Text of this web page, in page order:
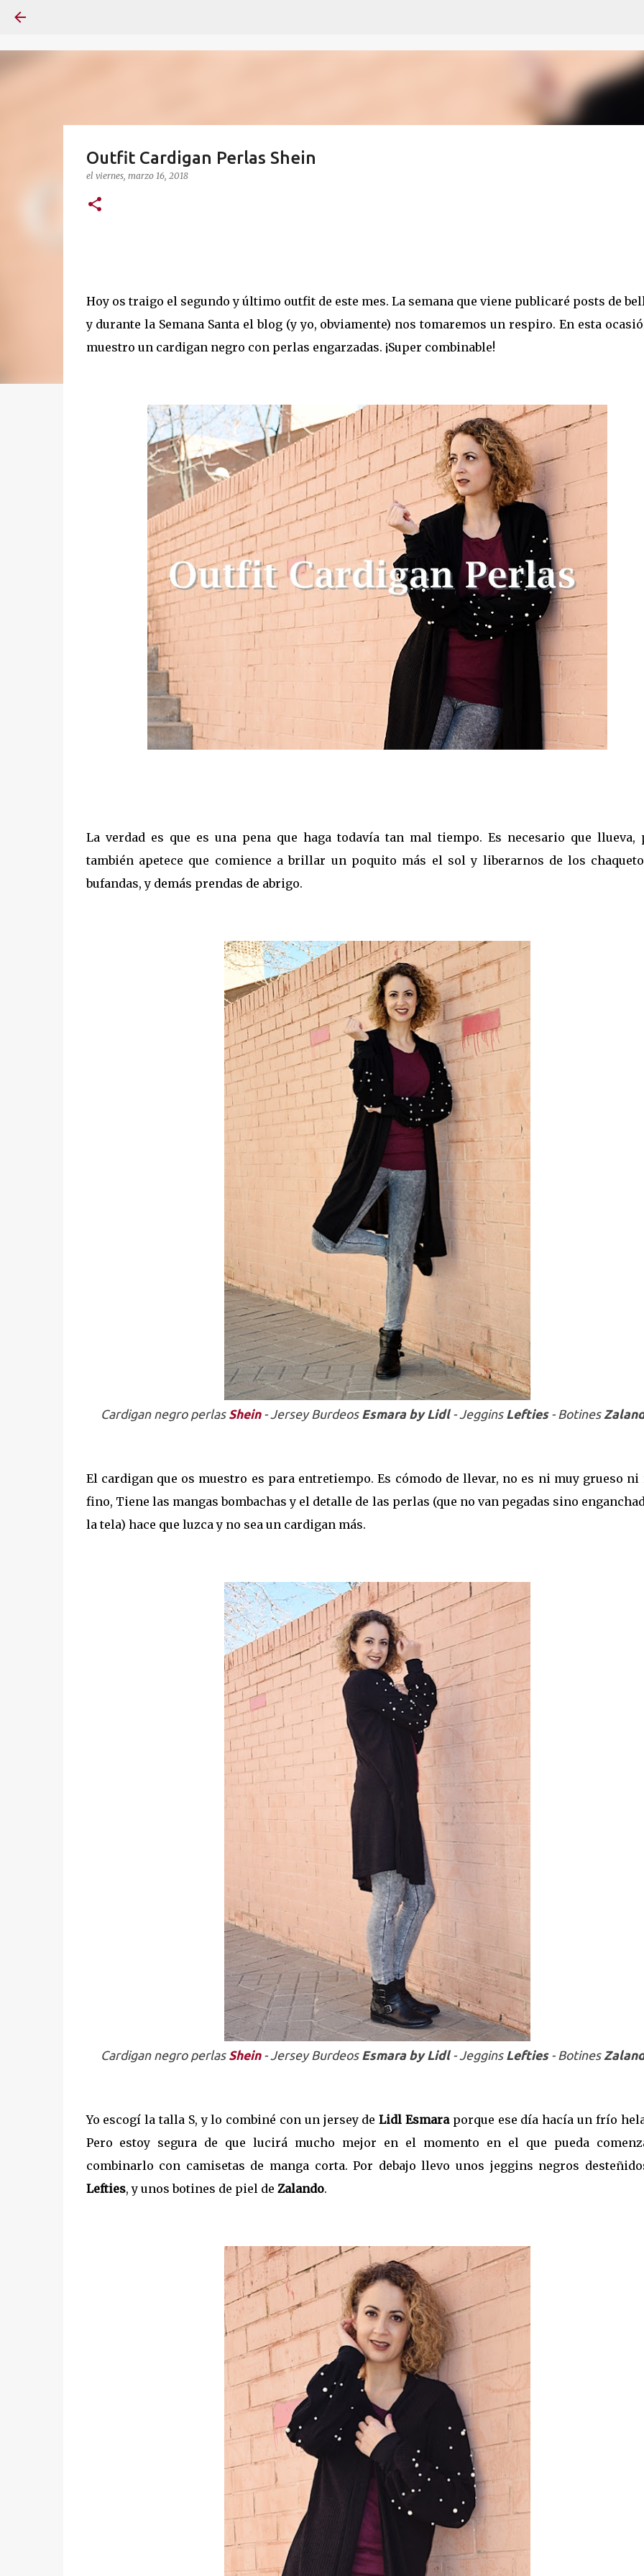
Outfit Cardigan Perlas Shein
el viernes, marzo 16, 2018
Hoy os traigo el segundo y último outfit de este mes. La semana que viene publicaré posts de
y durante la Semana Santa el blog (y yo, obviamente) nos tomaremos un respiro. En esta
muestro un cardigan negro con perlas engarzadas. ¡Super combinable!
La verdad es que es una pena que haga todavía tan mal tiempo. Es necesario que llueva,
también apetece que comience a brillar un poquito más el sol y liberarnos de los
bufandas, y demás prendas de abrigo.
Cardigan negro perlas Shein- Jersey Burdeos Esmara by Lidl - Jeggins Lefties - Botines
El cardigan que os muestro es para entretiempo. Es cómodo de llevar, no es ni muy grueso ni
fino, Tiene las mangas bombachas y el detalle de las perlas (que no van pegadas sino
la tela) hace que luzca y no sea un cardigan más.
Cardigan negro perlas Shein- Jersey Burdeos Esmara by Lidl - Jeggins Lefties - Botines
Yo escogí la talla S, y lo combiné con un jersey de Lidl Esmaraporque ese día hacía un frío
Pero estoy segura de que lucirá mucho mejor en el momento en el que pueda
combinarlo con camisetas de manga corta. Por debajo llevo unos jeggins negros
Lefties, y unos botines de piel de Zalando.